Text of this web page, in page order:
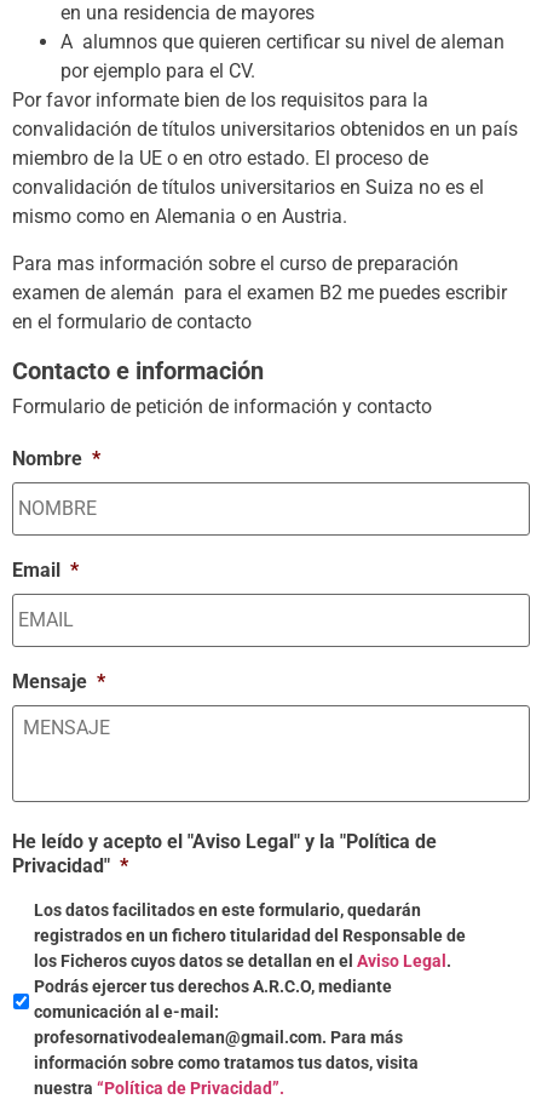
en una residencia de mayores
A alumnos que quieren certificar su nivel de aleman
por ejemplo para el CV.
Por favor informate bien de los requisitos para la
convalidación de títulos universitarios obtenidos en un país
miembro de la UE o en otro estado. El proceso de
convalidación de títulos universitarios en Suiza no es el
mismo como en Alemania o en Austria.
Para mas información sobre el curso de preparación
examen de alemán para el examen B2 me puedes escribir
en el formulario de contacto
Contacto e información
Formulario de petición de información y contacto
Nombre *
Email *
Mensaje *
He leído y acepto el "Aviso Legal" y la "Política de
Privacidad" *
Los datos facilitados en este formulario, quedarán
registrados en un fichero titularidad del Responsable de
los Ficheros cuyos datos se detallan en el Aviso Legal .
Podrás ejercer tus derechos A.R.C.O, mediante
comunicación al e-mail:
profesornativodealeman@gmail.com. Para más
información sobre como tratamos tus datos, visita
nuestra “Política de Privacidad”.